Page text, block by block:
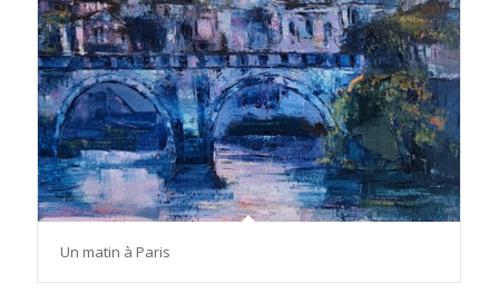
Un matin à Paris